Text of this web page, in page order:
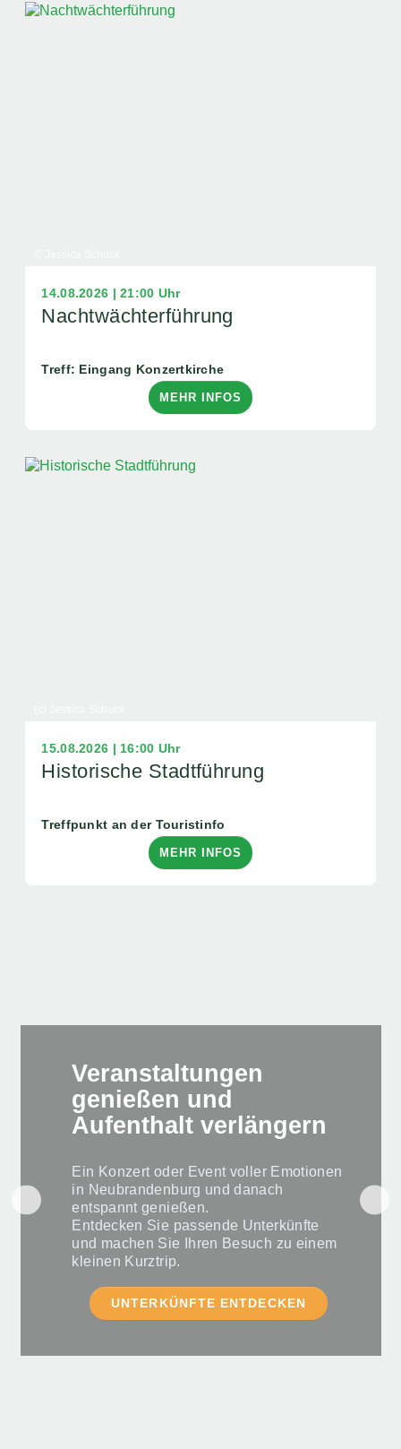
14.08.2026 | 21:00 Uhr
Nachtwächterführung
Treff: Eingang Konzertkirche
MEHR INFOS
15.08.2026 | 16:00 Uhr
Historische Stadtführung
Treffpunkt an der Touristinfo
MEHR INFOS
Veranstaltungen
genießen und
Aufenthalt verlängern
Ein Konzert oder Event voller Emotionen
in Neubrandenburg und danach
entspannt genießen.
Entdecken Sie passende Unterkünfte
und machen Sie Ihren Besuch zu einem
kleinen Kurztrip.
UNTERKÜNFTE ENTDECKEN